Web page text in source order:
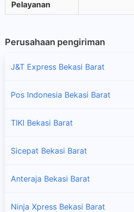
Pelayanan
Perusahaan pengiriman
J&T Express Bekasi Barat
Pos Indonesia Bekasi Barat
TIKI Bekasi Barat
Sicepat Bekasi Barat
Anteraja Bekasi Barat
Ninja Xpress Bekasi Barat